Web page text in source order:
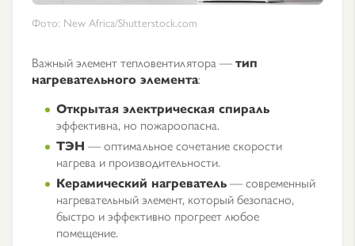
Фото: New Africa/Shutterstock.com
Важный элемент тепловентилятора —тип
нагревательного элемента:
Открытая электрическая спираль
эффективна, но пожароопасна.
ТЭН — оптимальное сочетание скорости
нагрева и производительности.
Керамический нагреватель— современный
нагревательный элемент, который безопасно,
быстро и эффективно прогреет любое
помещение.